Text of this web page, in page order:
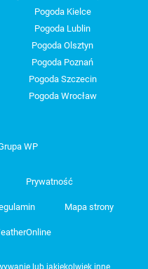
Pogoda Kielce
Pogoda Lublin
Pogoda Olsztyn
Pogoda Poznań
Pogoda Szczecin
Pogoda Wrocław
WP
Prywatność
Mapa strony
lub jakiekolwiek inne